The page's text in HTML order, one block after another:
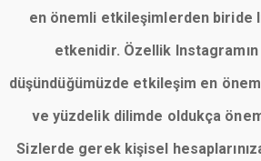
en önemli etkileşimlerden biride
etkenidir. Özellik Instagramın
düşündüğümüzde etkileşim en
ve yüzdelik dilimde oldukça
Sizlerde gerek kişisel